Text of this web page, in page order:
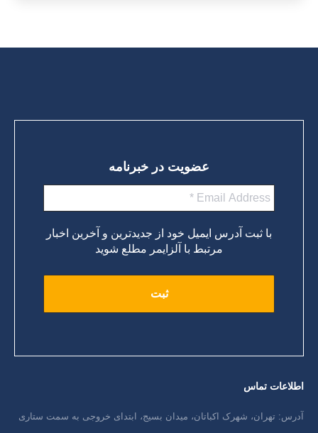
عضویت در خبرنامه
با ثبت آدرس ایمیل خود از جدیدترین و آخرین اخبار
مرتبط با آلزایمر مطلع شوید
اطلاعات تماس
آدرس: تهران، شهرک اکباتان، میدان بسیج، ابتدای خروجی به سمت ستاری